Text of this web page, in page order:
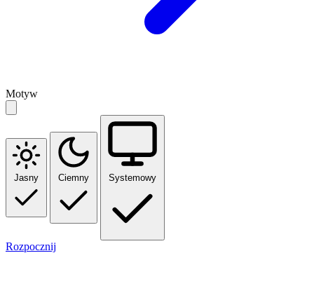
Motyw
Jasny Ciemny Systemowy
Rozpocznij